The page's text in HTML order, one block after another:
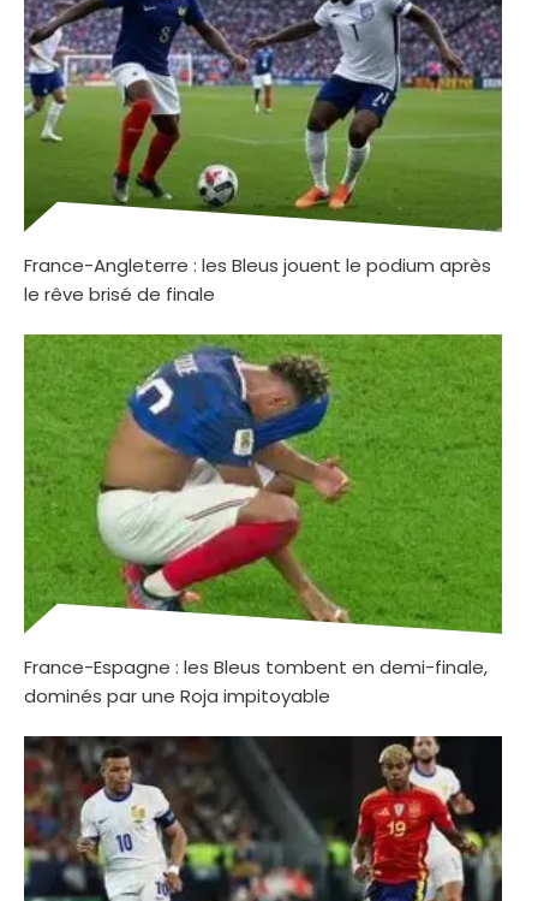
France-Angleterre : les Bleus jouent le podium après
le rêve brisé de finale
France-Espagne : les Bleus tombent en demi-finale,
dominés par une Roja impitoyable